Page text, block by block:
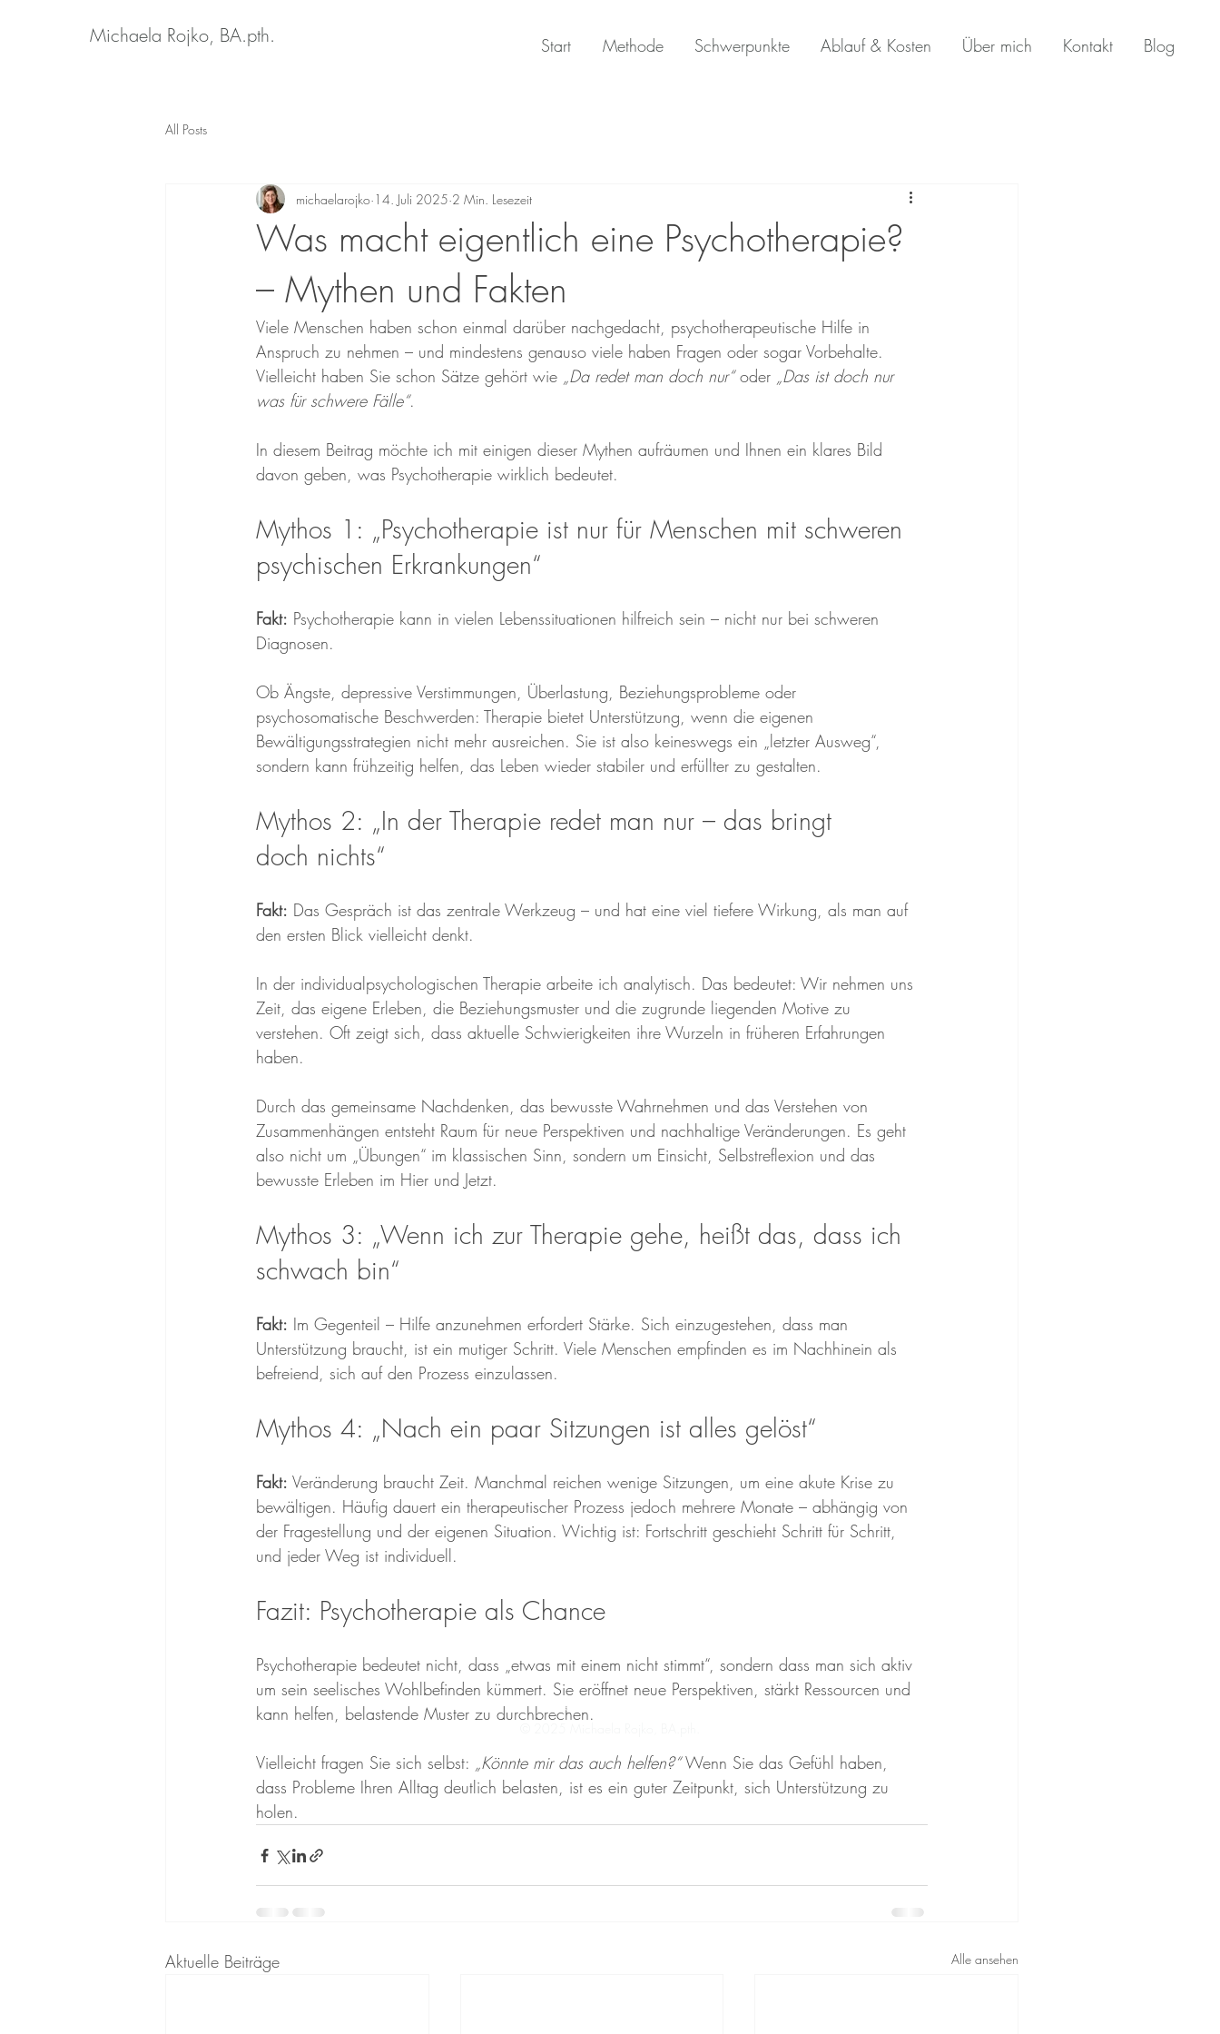
Michaela Rojko, BA.pth. Start Methode Schwerpunkte Ablauf & Kosten Über mich Kontakt Blog
All Posts
Was macht eigentlich eine Psychotherapie?
– Mythen und Fakten
michaelarojko 14. Juli 2025 2 Min. Lesezeit
Viele Menschen haben schon einmal darüber nachgedacht, psychotherapeutische Hilfe in
Anspruch zu nehmen – und mindestens genauso viele haben Fragen oder sogar Vorbehalte.
Vielleicht haben Sie schon Sätze gehört wie „Da redet man doch nur“ oder „Das ist doch nur
was für schwere Fälle“.
In diesem Beitrag möchte ich mit einigen dieser Mythen aufräumen und Ihnen ein klares Bild
davon geben, was Psychotherapie wirklich bedeutet.
Mythos 1: „Psychotherapie ist nur für Menschen mit schweren
psychischen Erkrankungen“
Fakt: Psychotherapie kann in vielen Lebenssituationen hilfreich sein – nicht nur bei schweren
Diagnosen.
Ob Ängste, depressive Verstimmungen, Überlastung, Beziehungsprobleme oder
psychosomatische Beschwerden: Therapie bietet Unterstützung, wenn die eigenen
Bewältigungsstrategien nicht mehr ausreichen. Sie ist also keineswegs ein „letzter Ausweg“,
sondern kann frühzeitig helfen, das Leben wieder stabiler und erfüllter zu gestalten.
Mythos 2: „In der Therapie redet man nur – das bringt
doch nichts“
Fakt: Das Gespräch ist das zentrale Werkzeug – und hat eine viel tiefere Wirkung, als man auf
den ersten Blick vielleicht denkt.
In der individualpsychologischen Therapie arbeite ich analytisch. Das bedeutet: Wir nehmen uns
Zeit, das eigene Erleben, die Beziehungsmuster und die zugrunde liegenden Motive zu
verstehen. Oft zeigt sich, dass aktuelle Schwierigkeiten ihre Wurzeln in früheren Erfahrungen
haben.
Durch das gemeinsame Nachdenken, das bewusste Wahrnehmen und das Verstehen von
Zusammenhängen entsteht Raum für neue Perspektiven und nachhaltige Veränderungen. Es geht
also nicht um „Übungen“ im klassischen Sinn, sondern um Einsicht, Selbstreflexion und das
bewusste Erleben im Hier und Jetzt.
Mythos 3: „Wenn ich zur Therapie gehe, heißt das, dass ich
schwach bin“
Fakt: Im Gegenteil – Hilfe anzunehmen erfordert Stärke. Sich einzugestehen, dass man
Unterstützung braucht, ist ein mutiger Schritt. Viele Menschen empfinden es im Nachhinein als
befreiend, sich auf den Prozess einzulassen.
Mythos 4: „Nach ein paar Sitzungen ist alles gelöst“
Fakt: Veränderung braucht Zeit. Manchmal reichen wenige Sitzungen, um eine akute Krise zu
bewältigen. Häufig dauert ein therapeutischer Prozess jedoch mehrere Monate – abhängig von
der Fragestellung und der eigenen Situation. Wichtig ist: Fortschritt geschieht Schritt für Schritt,
und jeder Weg ist individuell.
Fazit: Psychotherapie als Chance
Psychotherapie bedeutet nicht, dass „etwas mit einem nicht stimmt“, sondern dass man sich aktiv
um sein seelisches Wohlbefinden kümmert. Sie eröffnet neue Perspektiven, stärkt Ressourcen und
kann helfen, belastende Muster zu durchbrechen.
Vielleicht fragen Sie sich selbst: „Könnte mir das auch helfen?“ Wenn Sie das Gefühl haben,
dass Probleme Ihren Alltag deutlich belasten, ist es ein guter Zeitpunkt, sich Unterstützung zu
holen.
Aktuelle Beiträge Alle ansehen
Impressum